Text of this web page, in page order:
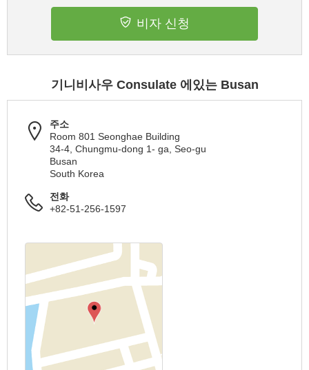
비자 신청
기니비사우 Consulate 에있는 Busan
주소
Room 801 Seonghae Building
34-4, Chungmu-dong 1- ga, Seo-gu
Busan
South Korea
전화
+82-51-256-1597